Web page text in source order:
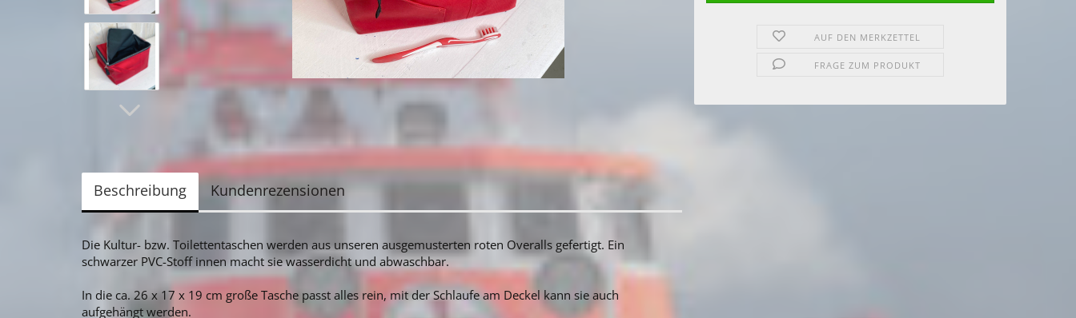
AUF DEN MERKZETTEL
FRAGE ZUM PRODUKT
Beschreibung Kundenrezensionen
Die Kultur- bzw. Toilettentaschen werden aus unseren ausgemusterten roten Overalls gefertigt. Ein
schwarzer PVC-Stoff innen macht sie wasserdicht und abwaschbar.
In die ca. 26 x 17 x 19 cm große Tasche passt alles rein, mit der Schlaufe am Deckel kann sie auch
aufgehängt werden.